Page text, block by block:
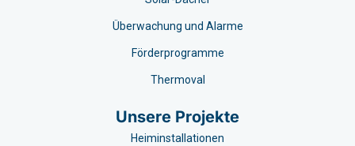
Überwachung und Alarme
Förderprogramme
Thermoval
Unsere Projekte
Heiminstallationen